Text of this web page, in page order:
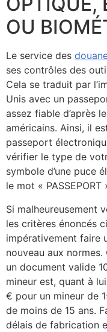
OU
Le service des
ses contrôles des
Cela se traduit par
Unis avec un
assez fiable d’après
américains. Ainsi, il
passeport
vérifier le type de
symbole d’une puce
le mot «
Si malheureusement
les critères énoncés
impérativement faire
nouveau aux
un document valide
mineur est, quant à
€ pour un mineur de
de moins de 15 ans.
délais de fabrication